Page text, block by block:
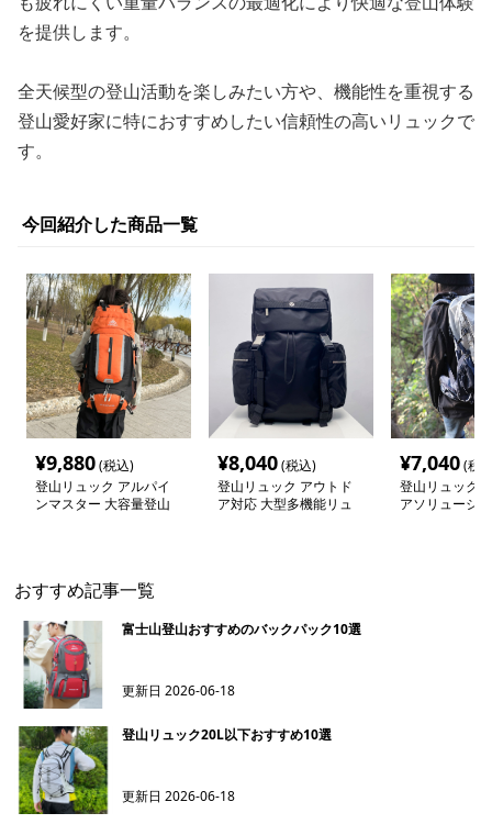
を提供します。
全天候型の登山活動を楽しみたい方や、機能性を重視する
登山愛好家に特におすすめしたい信頼性の高いリュックで
す。
今回紹介した商品一覧
¥9,880(税込)
登山リュック アルパイ
ンマスター 大容量登山
¥8,040(税込)
登山リュック アウトド
ア対応 大型多機能リュ
¥7,040(税
登山リュック
アソリューシ
おすすめ記事一覧
富士山登山おすすめのバックパック10選
更新日2026-06-18
登山リュック20L以下おすすめ10選
更新日2026-06-18